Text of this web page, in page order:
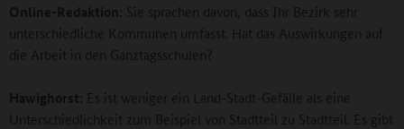
Online-Redaktion:
Sie sprachen davon, dass Ihr Bezirk sehr
unterschiedliche Kommunen umfasst. Hat das Auswirkungen auf
die Arbeit in den Ganztagsschulen?
Hawighorst: Es ist weniger ein Land-Stadt-Gefälle als eine
Unterschiedlichkeit zum Beispiel von Stadtteil zu Stadtteil. Es gibt